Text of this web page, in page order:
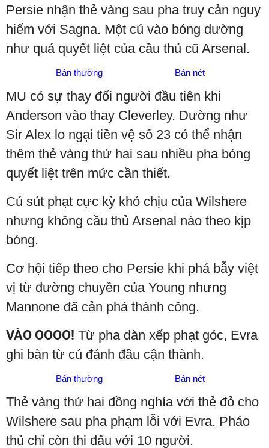
Persie nhận thẻ vàng sau pha truy cản nguy
hiểm với Sagna. Một cú vào bóng dường
như quá quyết liệt của cầu thủ cũ Arsenal.
Bản thường Bản nét
MU có sự thay đổi người đầu tiên khi
Anderson vào thay Cleverley. Dường như
Sir Alex lo ngại tiền vệ số 23 có thể nhận
thêm thẻ vàng thứ hai sau nhiều pha bóng
quyết liệt trên mức cần thiết.
Cú sút phạt cực kỳ khó chịu của Wilshere
nhưng không cầu thủ Arsenal nào theo kịp
bóng.
Cơ hội tiếp theo cho Persie khi phá bẫy việt
vị từ đường chuyền của Young nhưng
Mannone đã cản phá thành công.
VÀO OOOO! Từ pha dàn xếp phạt góc, Evra
ghi bàn từ cú đánh đầu cận thành.
Bản thường Bản nét
Thẻ vàng thứ hai đồng nghía với thẻ đỏ cho
Wilshere sau pha phạm lỗi với Evra. Pháo
thủ chỉ còn thi đấu với 10 người.